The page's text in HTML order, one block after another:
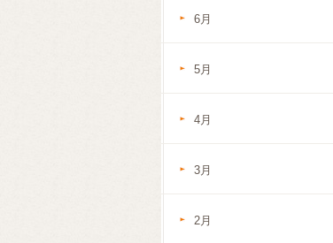
6月
5月
4月
3月
2月